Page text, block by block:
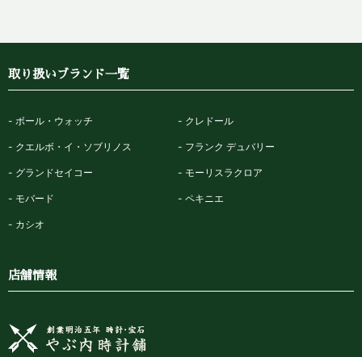
取り扱いブランド一覧
ボール・ウォッチ クレドール
クエルボ・イ・ソブリノス フランク デュバリー
グランドセイコー モーリスラクロア
モバード ペキニエ
カシオ
店舗情報